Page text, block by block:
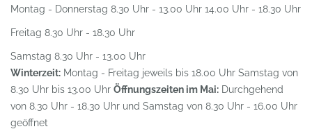
Montag - Donnerstag 8.30 Uhr - 13.00 Uhr 14.00 Uhr - 18.30 Uhr
Freitag 8.30 Uhr - 18.30 Uhr
Samstag 8.30 Uhr - 13.00 Uhr
Winterzeit: Montag - Freitag jeweils bis 18.00 Uhr Samstag von
8.30 Uhr bis 13.00 Uhr Öffnungszeiten im Mai: Durchgehend
von 8.30 Uhr - 18.30 Uhr und Samstag von 8.30 Uhr - 16.00 Uhr
geöffnet